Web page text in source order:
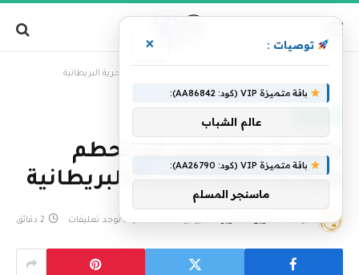
مقتل 3 عسكريين في تحطم
مروحية تابعة للبحرية البريطانية
بواسطة فريق التحرير 4 يونيو، 2026 لا توجد تعليقات 2 دقائق
توصيات : ×
باقة متميزة VIP (كود: AA86842):
عالم الشباب
باقة متميزة VIP (كود: AA26790):
ماسنجر المسلم